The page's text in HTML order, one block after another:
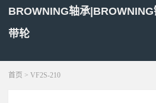
BROWNING轴承
带轮
首页 > VF2S-210